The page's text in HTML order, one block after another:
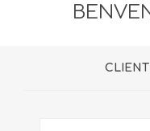
ACCESSO